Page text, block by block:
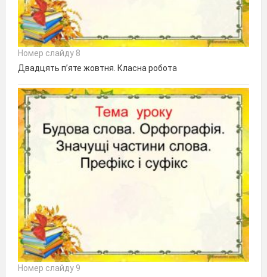
Номер слайду 8
Двадцять п’яте жовтня. Класна робота
Номер слайду 9